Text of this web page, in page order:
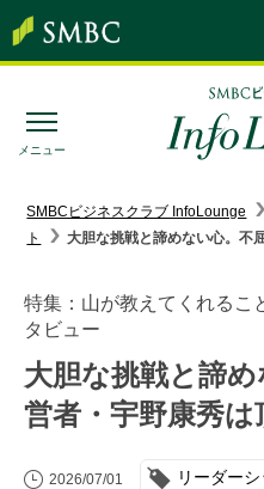
メニュー
み
トピックス＆インフォメーシ
SMBCビジネスクラブ InfoLounge
ト
大胆な挑戦と諦めない心。不
特集：山が教えてくれるこ
タビュー
大胆な挑戦と諦
営者・宇野康秀は
2026/07/01 リーダー